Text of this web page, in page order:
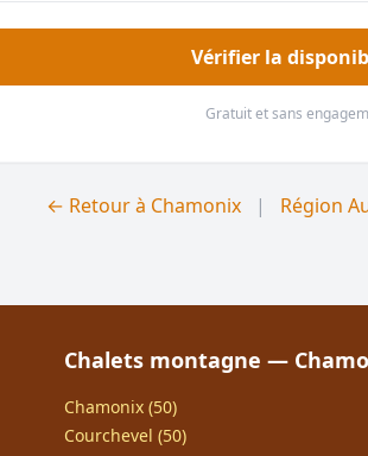
Vérifier la
Gratuit et sans
← Retour à Chamonix | Région
Chalets montagne —
Chamonix (50)
Courchevel (50)